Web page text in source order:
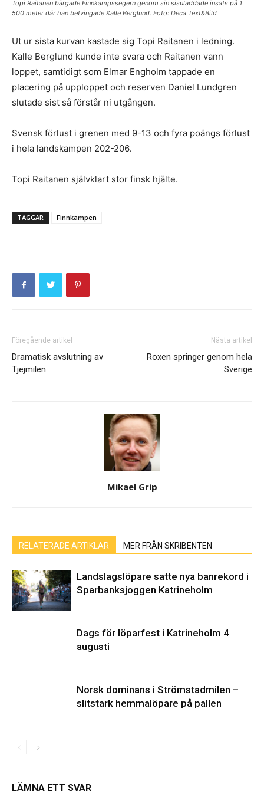
Topi Raitanen bärgade Finnkampssegern genom sin sisuladdade insats på 1
500 meter där han betvingade Kalle Berglund. Foto: Deca Text&Bild
Ut ur sista kurvan kastade sig Topi Raitanen i ledning.
Kalle Berglund kunde inte svara och Raitanen vann
loppet, samtidigt som Elmar Engholm tappade en
placering på upploppet och reserven Daniel Lundgren
slutade sist så förstår ni utgången.
Svensk förlust i grenen med 9-13 och fyra poängs förlust
i hela landskampen 202-206.
Topi Raitanen självklart stor finsk hjälte.
TAGGAR Finnkampen
Föregående artikel
Dramatisk avslutning av
Tjejmilen
Nästa artikel
Roxen springer genom hela
Sverige
Mikael Grip
RELATERADE ARTIKLAR MER FRÅN SKRIBENTEN
Landslagslöpare satte nya banrekord i
Sparbanksjoggen Katrineholm
Dags för löparfest i Katrineholm 4
augusti
Norsk dominans i Strömstadmilen –
slitstark hemmalöpare på pallen
LÄMNA ETT SVAR